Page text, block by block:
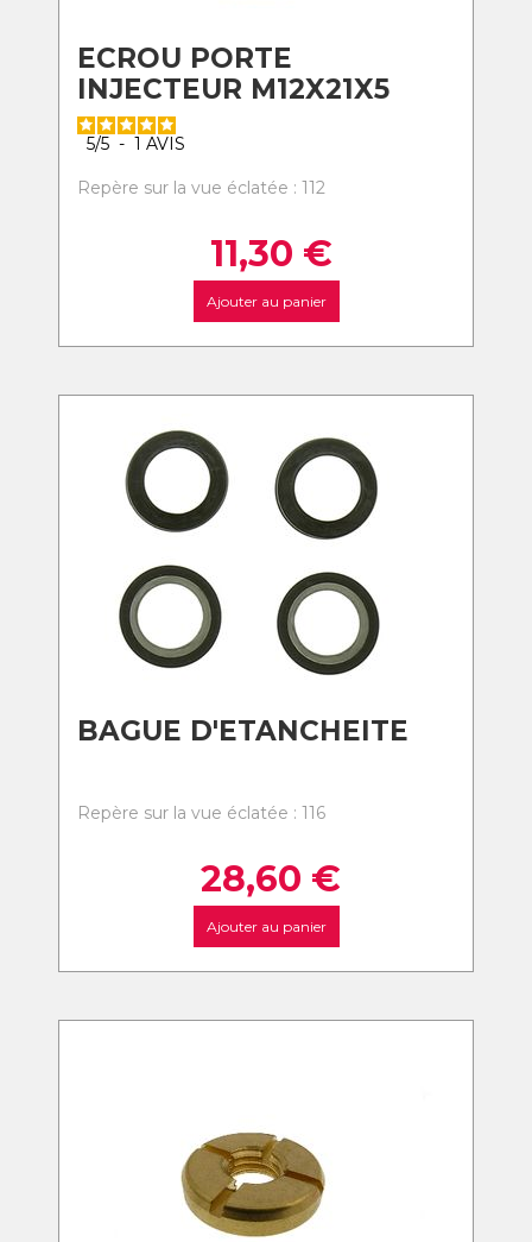
ECROU PORTE
INJECTEUR M12X21X5
5/5 - 1 AVIS
Repère sur la vue éclatée : 112
11,30 €
Ajouter au panier
BAGUE D'ETANCHEITE
Repère sur la vue éclatée : 116
28,60 €
Ajouter au panier